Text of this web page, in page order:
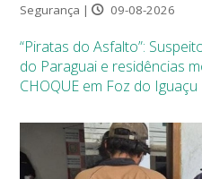
Segurança | 09-08-2026
“Piratas do Asfalto”:
do Paraguai e residências
CHOQUE em Foz do Iguaçu